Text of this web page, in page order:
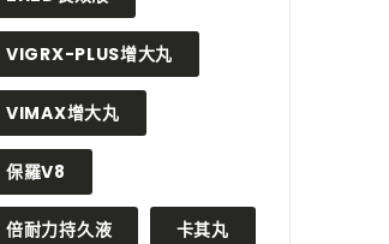
VIGRX-PLUS增大丸
VIMAX增大丸
保羅V8
倍耐力持久液 卡其丸